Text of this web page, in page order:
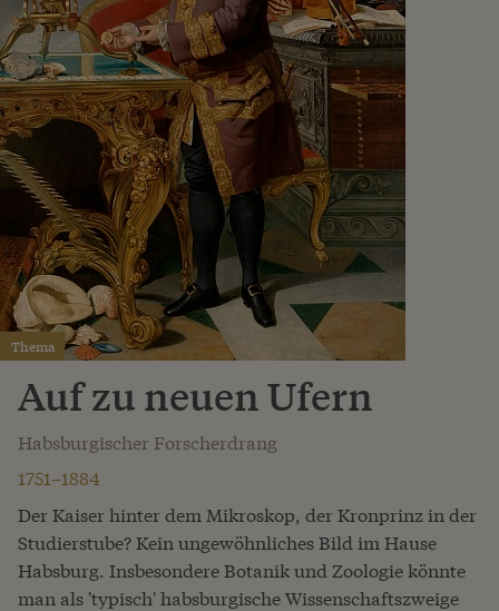
Thema
Auf zu neuen Ufern
Habsburgischer Forscherdrang
1751–1884
Der Kaiser hinter dem Mikroskop, der Kronprinz in der
Studierstube? Kein ungewöhnliches Bild im Hause
Habsburg. Insbesondere Botanik und Zoologie könnte
man als 'typisch' habsburgische Wissenschaftszweige